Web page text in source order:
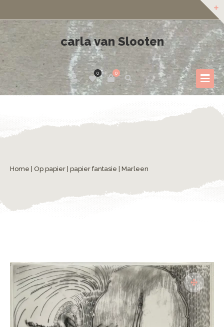
carla van Slooten
0
0
Home Op papier papier fantasie | Marleen